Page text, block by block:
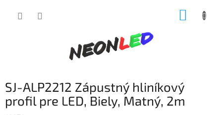
SJ-ALP2212 Zápustný hliníkový
profil pre LED, Biely, Matný, 2m